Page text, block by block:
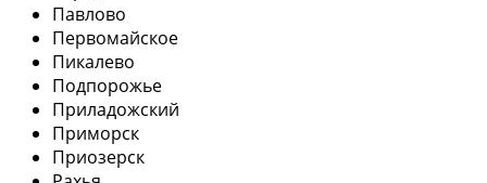
Павлово
Первомайское
Пикалево
Подпорожье
Приладожский
Приморск
Приозерск